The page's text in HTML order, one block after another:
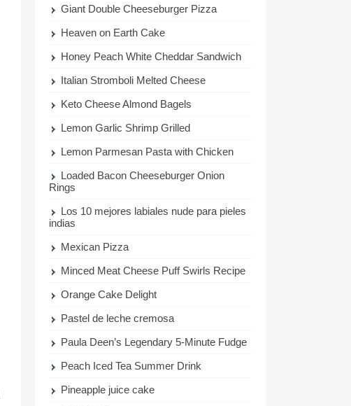
Giant Double Cheeseburger Pizza
Heaven on Earth Cake
Honey Peach White Cheddar Sandwich
Italian Stromboli Melted Cheese
Keto Cheese Almond Bagels
Lemon Garlic Shrimp Grilled
Lemon Parmesan Pasta with Chicken
Loaded Bacon Cheeseburger Onion
Rings
Los 10 mejores labiales nude para pieles
indias
Mexican Pizza
Minced Meat Cheese Puff Swirls Recipe
Orange Cake Delight
Pastel de leche cremosa
Paula Deen’s Legendary 5-Minute Fudge
Peach Iced Tea Summer Drink
Pineapple juice cake